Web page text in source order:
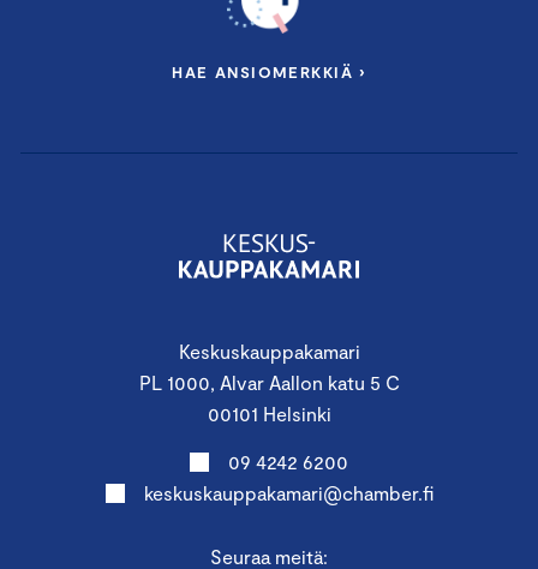
Keskuskauppakamari
PL 1000, Alvar Aallon katu 5 C
00101 Helsinki
09 4242 6200
keskuskauppakamari@chamber.fi
Seuraa meitä:
HAE ANSIOMERKKIÄ ›